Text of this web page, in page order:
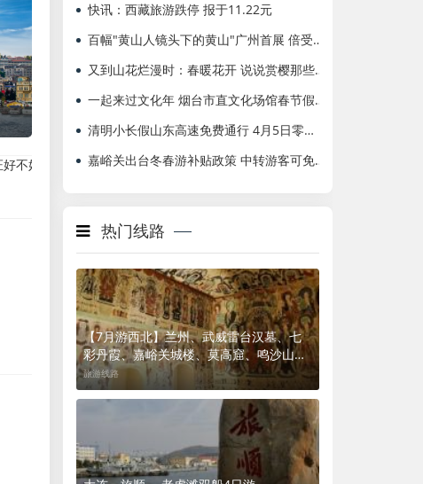
什么是旅游授权电子系统(ESTA)费用 泰国落地签免费2018年12月
快讯：西藏旅游跌停 报于11.22元
百幅"黄山人镜头下的黄山"广州首展 倍受青睐
又到山花烂漫时：春暖花开 说说赏樱那些事
一起来过文化年 烟台市直文化场馆春节假期全部开放
清明小长假山东高速免费通行 4月5日零时起实行
嘉峪关出台冬春游补贴政策 中转游客可免费住宿
热门线路
【7月游西北】兰州、武威雷台汉墓、七
彩丹霞、嘉峪关城楼、莫高窟、鸣沙山月
牙泉、翡翠湖、茶卡盐湖、金银滩草原、
塔尔寺、九天揽月双飞8日游
旅游线路